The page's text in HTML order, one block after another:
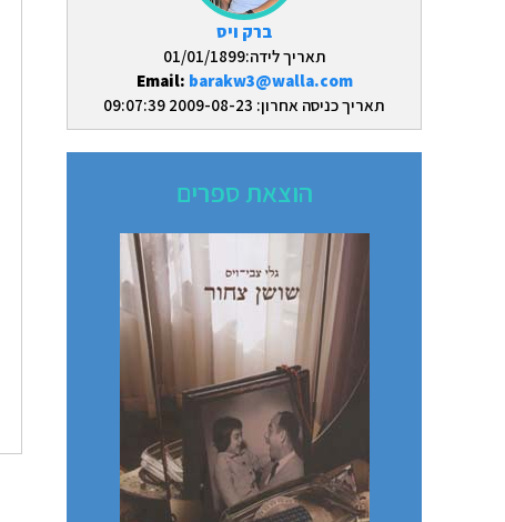
ברק ויס
תאריך לידה:01/01/1899
Email: barakw3@walla.com
תאריך כניסה אחרון: 2009-08-23 09:07:39
הוצאת ספרים